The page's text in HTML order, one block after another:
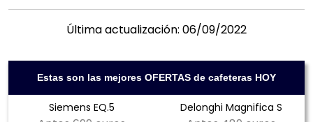
Última actualización: 06/09/2022
Estas son las mejores OFERTAS de cafeteras HOY
Siemens EQ.5 Delonghi Magnifica S